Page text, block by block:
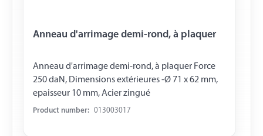
Anneau d'arrimage demi-rond, à plaquer
Anneau d'arrimage demi-rond, à plaquer Force
250 daN, Dimensions extérieures -Ø 71 x 62 mm,
epaisseur 10 mm, Acier zingué
Product number: 013003017